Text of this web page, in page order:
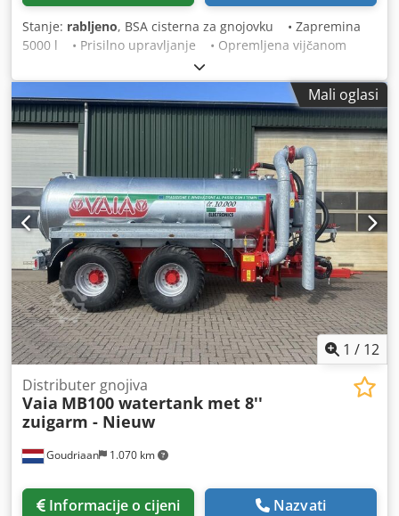
Stanje: rabljeno, BSA cisterna za gnojovku • Zapremina
5000 l • Prisilno upravljanje • Opremljena vijčanom
pumpom Crsdpfeyg Ea Ijx Ab Rsf • Rasvjeta • Široke
gume • Spremna za rad! Stanje: Polovno
Mali oglasi
1 / 12
Goudriaan 1.070 km
Distributer gnojiva
Vaia MB100 watertank met 8''
zuigarm - Nieuw
Informacije o cijeni Nazvati